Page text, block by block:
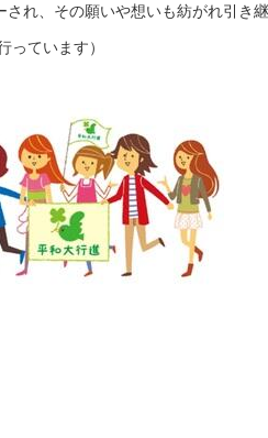
れ、その願いや想いも紡がれ引き継
っています）